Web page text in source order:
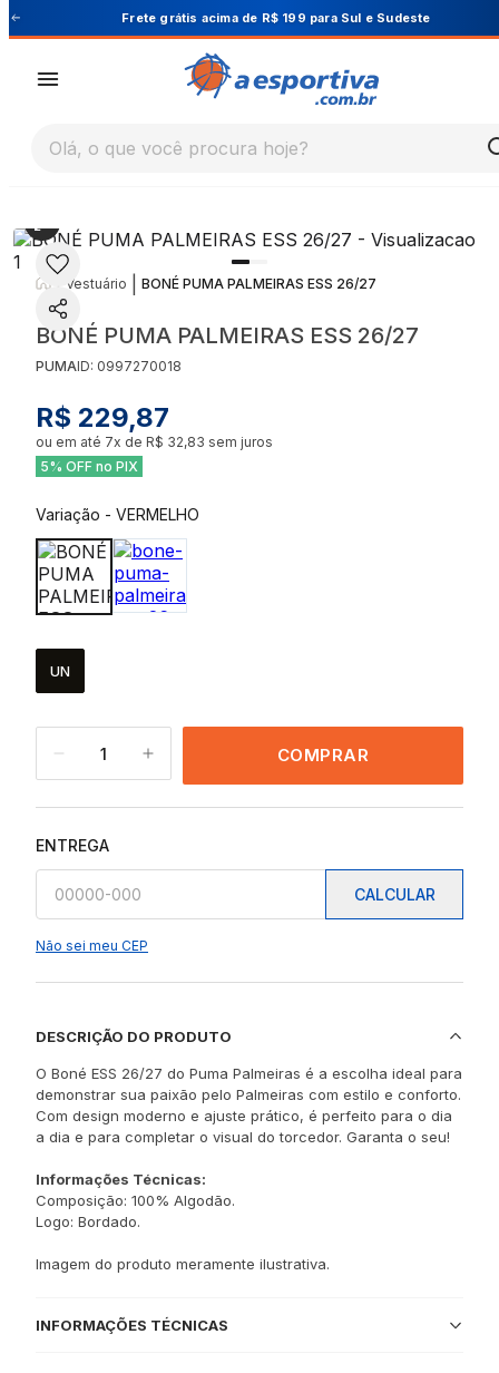
Cupom PRIMEIRA10 para 10% OFF na 1ª compra
Olá, o que você procura hoje?
Vestuário BONÉ PUMA PALMEIRAS ESS 26/27
BONÉ PUMA PALMEIRAS ESS 26/27
PUMAID: 0997270018
R$ 229,87
ou em até 7x de R$ 32,83 sem juros
5% OFF no PIX
Variação - VERMELHO
UN
1 COMPRAR
ENTREGA
CALCULAR
Não sei meu CEP
DESCRIÇÃO DO PRODUTO
O Boné ESS 26/27 do Puma Palmeiras é a escolha ideal para
demonstrar sua paixão pelo Palmeiras com estilo e conforto.
Com design moderno e ajuste prático, é perfeito para o dia
a dia e para completar o visual do torcedor. Garanta o seu!
Informações Técnicas:
Composição: 100% Algodão.
Logo: Bordado.
Imagem do produto meramente ilustrativa.
INFORMAÇÕES TÉCNICAS